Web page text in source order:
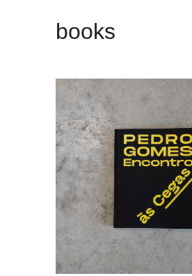
books